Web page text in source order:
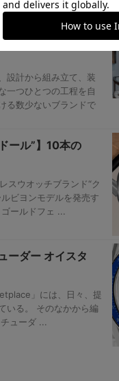
のブティック
設計から組み立て、装
一つひとつの工程を自
る数少ないブランドで
ール”】10本の
スウオッチブランド“ク
ビヨンモデルを発売す
ールドフェ ...
ーダー オイスタ
」には、日々、提
いる。 そのなかから編
ューダ ...